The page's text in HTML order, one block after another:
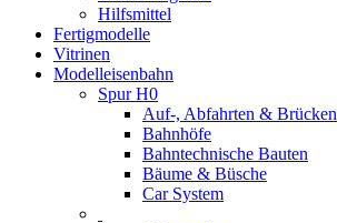
Hilfsmittel
Fertigmodelle
Vitrinen
Modelleisenbahn
Spur H0
Auf-, Abfahrten & Brücken
Bahnhöfe
Bahntechnische Bauten
Bäume & Büsche
Car System